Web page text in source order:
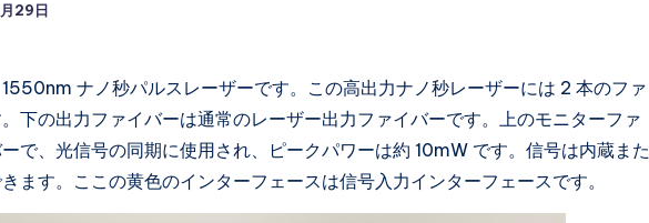
29日
ナノ秒パルスレーザーです。この高出力ナノ秒レーザーには 2 本のファ
下の出力ファイバーは通常のレーザー出力ファイバーです。上のモニターファ
で、光信号の同期に使用され、ピークパワーは約 10mW です。信号は内蔵また
ます。ここの黄色のインターフェースは信号入力インターフェースです。